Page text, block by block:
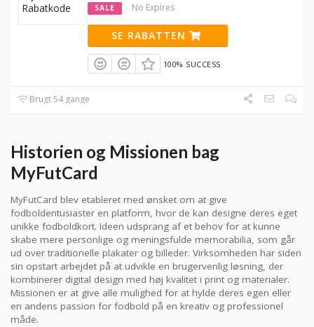
SALE No Expires
SE RABATTEN
100% SUCCESS
Brugt 54 gange
Historien og Missionen bag
MyFutCard
MyFutCard blev etableret med ønsket om at give
fodboldentusiaster en platform, hvor de kan designe deres eget
unikke fodboldkort. Ideen udsprang af et behov for at kunne
skabe mere personlige og meningsfulde memorabilia, som går
ud over traditionelle plakater og billeder. Virksomheden har siden
sin opstart arbejdet på at udvikle en brugervenlig løsning, der
kombinerer digital design med høj kvalitet i print og materialer.
Missionen er at give alle mulighed for at hylde deres egen eller
en andens passion for fodbold på en kreativ og professionel
måde.